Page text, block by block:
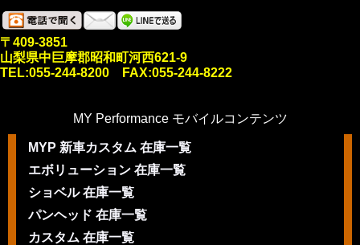
〒409-3851
山梨県中巨摩郡昭和町河西621-9
TEL:055-244-8200 FAX:055-244-8222
MY Performance モバイルコンテンツ
MYP 新車カスタム 在庫一覧
エボリューション 在庫一覧
ショベル 在庫一覧
パンヘッド 在庫一覧
カスタム 在庫一覧